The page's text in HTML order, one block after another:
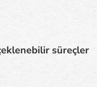
süreçler